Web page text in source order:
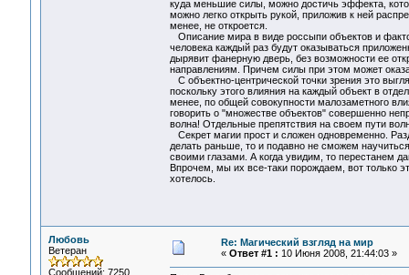
куда меньшие силы, можно достичь эффекта,
можно легко открыть рукой, приложив к ней
менее, не откроется.
Описание мира в виде россыпи объектов и
человека каждый раз будут оказываться
дырявит фанерную дверь, без возможности ее
направлениям. Причем силы при этом может
С объектно-центрической точки зрения это
поскольку этого влияния на каждый объект в
менее, по общей совокупности малозаметного
говорить о "множестве объектов" совершенно
волна! Отдельные препятствия на своем пути
Секрет магии прост и сложен одновременно.
делать раньше, то и подавно не сможем
своими глазами. А когда увидим, то перестанем
Впрочем, мы их все-таки порождаем, вот только
хотелось.
Любовь
Ветеран
Сообщений: 7250
Re: Магический взгляд на мир
« Ответ #1 : 10 Июня 2008, 21:44:03 »